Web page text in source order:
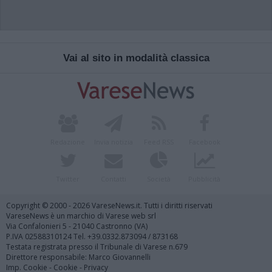
Vai al sito in modalità classica
Copyright © 2000 - 2026 VareseNews.it. Tutti i diritti riservati
VareseNews è un marchio di Varese web srl
Via Confalonieri 5 - 21040 Castronno (VA)
P.IVA 02588310124 Tel. +39.0332.873094 / 873168
Testata registrata presso il Tribunale di Varese n.679
Direttore responsabile: Marco Giovannelli
Imp. Cookie - Cookie - Privacy